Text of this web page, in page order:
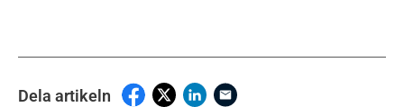
Dela artikeln